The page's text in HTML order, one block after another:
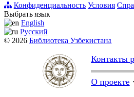
Конфиденциальность Условия
Выбрать язык
English
Русский
© 2026 Библиотека Узбекистана
Контакты
О проекте ·